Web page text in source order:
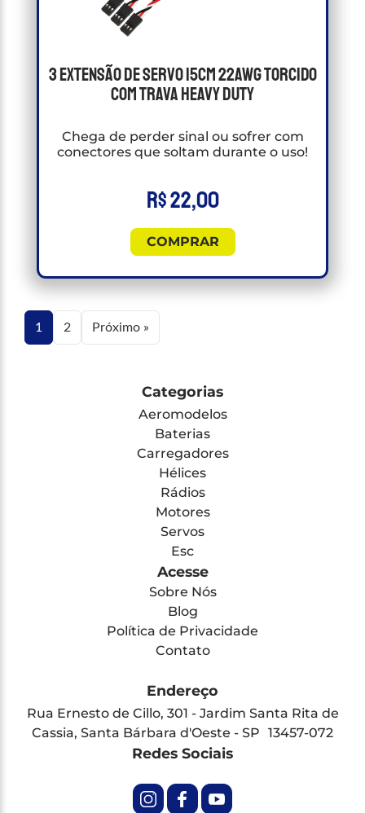
3 Extensão de Servo 15cm 22awg Torcido
Com Trava Heavy Duty
Chega de perder sinal ou sofrer com
conectores que soltam durante o uso!
R$22,00
COMPRAR
1 2 Próximo »
Categorias
Aeromodelos
Baterias
Carregadores
Hélices
Rádios
Motores
Servos
Esc
Acesse
Sobre Nós
Blog
Política de Privacidade
Contato
Endereço
Rua Ernesto de Cillo, 301 - Jardim Santa Rita de
Cassia, Santa Bárbara d'Oeste - SP 13457-072
Redes Sociais